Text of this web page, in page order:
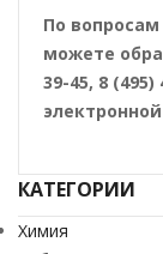
По
можете
39-45, 8 (495)
КАТЕГОРИИ
Химия